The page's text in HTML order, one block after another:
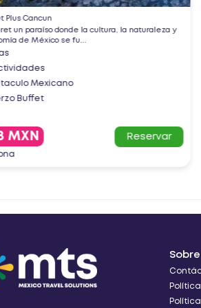
Jungle Tour Cancun -aquawolld
Maneja tu propia lancha a través de canales de
manglares y haz snorkel en el arrecife del ...
Aventura en Speed Boat
Snorkel
$1,302 MXN
por persona